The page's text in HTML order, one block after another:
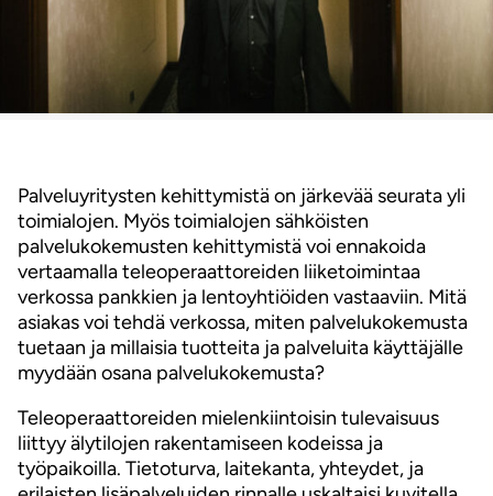
Palveluyritysten kehittymistä on järkevää seurata yli
toimialojen. Myös toimialojen sähköisten
palvelukokemusten kehittymistä voi ennakoida
vertaamalla teleoperaattoreiden liiketoimintaa
verkossa pankkien ja lentoyhtiöiden vastaaviin. Mitä
asiakas voi tehdä verkossa, miten palvelukokemusta
tuetaan ja millaisia tuotteita ja palveluita käyttäjälle
myydään osana palvelukokemusta?
Teleoperaattoreiden mielenkiintoisin tulevaisuus
liittyy älytilojen rakentamiseen kodeissa ja
työpaikoilla. Tietoturva, laitekanta, yhteydet, ja